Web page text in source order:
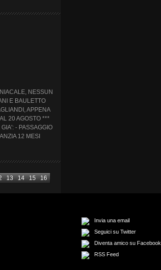
NESSUN
E BAULETTO
APPENA
20 AGOSTO ***
- PASSAGGIO
12 MESI
13 14 15 16
Invia una email
Seguici su Twitter
Diventa amico su Facebook
RSS Feed